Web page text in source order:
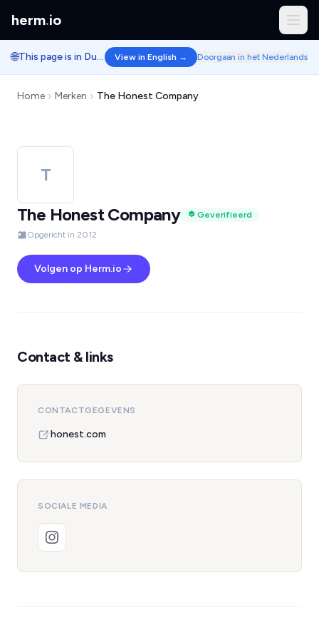
herm.io
🌐 This page is in Dutch. View in English → Doorgaan in het Nederlands
Home Merken The Honest Company
T
The Honest Company
Geverifieerd
Opgericht in 2012
Volgen op Herm.io
Contact & links
CONTACTGEGEVENS
honest.com
SOCIALE MEDIA